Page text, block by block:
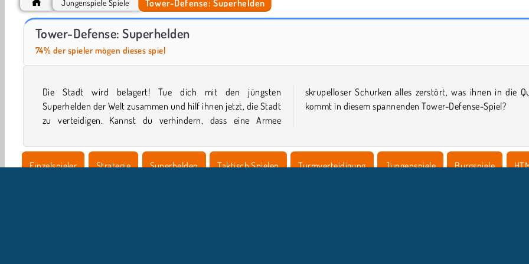
Royal Story
Jungenspiele Spiele Tower-Defense: Superhelden
Tower-Defense: Superhelden
74% der spieler mögen dieses spiel
Die Stadt wird belagert! Tue dich mit den jüngsten
Superhelden der Welt zusammen und hilf ihnen jetzt, die Stadt
zu verteidigen. Kannst du verhindern, dass eine Armee
skrupelloser Schurken alles zerstört, was ihnen in die Quere
kommt in diesem spannenden Tower-Defense-Spiel?
Einzelspieler Strategie Superhelden Taktisch Spielen Turmverteidigung Jungenspiele Burgspiele